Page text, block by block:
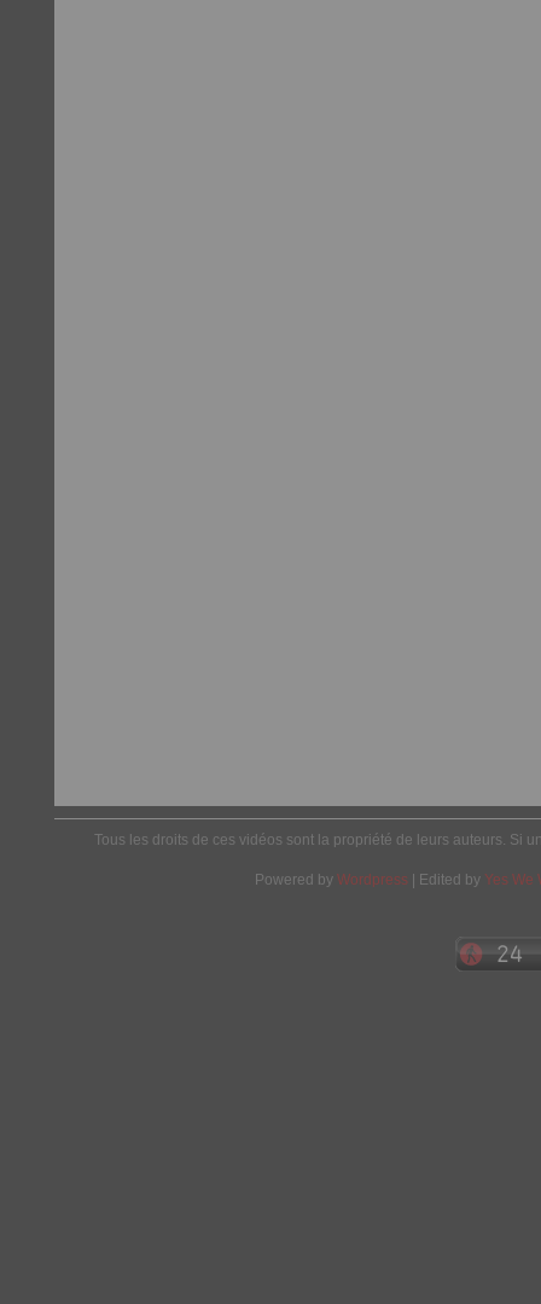
Tous les droits de ces vidéos sont la propriété de leurs auteurs. Si
Powered by Wordpress | Edited by Yes We